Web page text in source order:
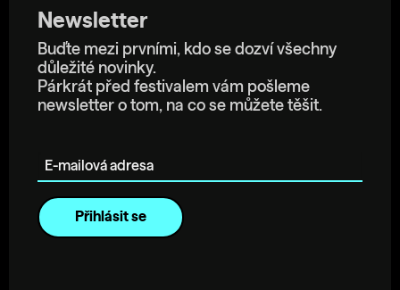
Newsletter
Buďte mezi prvními, kdo se dozví všechny
důležité novinky.
Párkrát před festivalem vám pošleme
newsletter o tom, na co se můžete těšit.